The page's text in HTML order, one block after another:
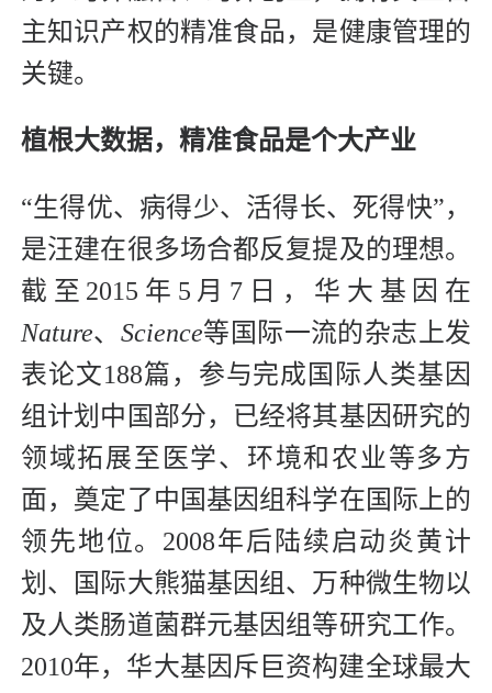
主知识产权的精准食品，是健康管理的
关键。
植根大数据，精准食品是个大产业
“生得优、病得少、活得长、死得快”，
是汪建在很多场合都反复提及的理想。
截至2015年5月7日，华大基因在
Nature、 Science等国际一流的杂志上发
表论文188篇，参与完成国际人类基因
组计划中国部分，已经将其基因研究的
领域拓展至医学、环境和农业等多方
面，奠定了中国基因组科学在国际上的
领先地位。2008年后陆续启动炎黄计
划、国际大熊猫基因组、万种微生物以
及人类肠道菌群元基因组等研究工作。
2010年，华大基因斥巨资构建全球最大